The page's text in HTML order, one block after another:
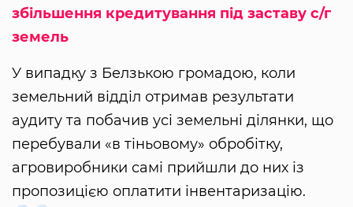
збільшення кредитування під заставу с/г
земель
У випадку з Белзькою громадою, коли
земельний відділ отримав результати
аудиту та побачив усі земельні ділянки, що
перебували «в тіньовому» обробітку,
агровиробники самі прийшли до них із
пропозицією оплатити інвентаризацію.